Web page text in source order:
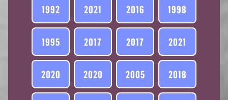
1992 2021 2016 1998
1995 2017 2017 2021
2020 2020 2005 2018